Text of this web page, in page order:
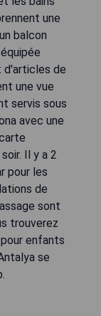
une
balcon
d'articles de
une vue
servis sous
avec une
Il y a 2
pour les
de
sont
trouverez
enfants
se